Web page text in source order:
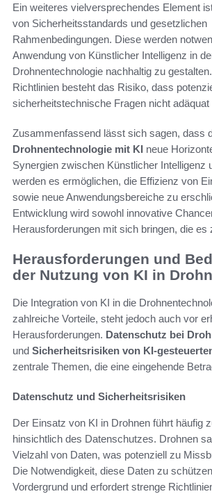
Ein weiteres vielversprechendes Element
von Sicherheitsstandards und gesetzlichen
Rahmenbedingungen. Diese werden
Anwendung von Künstlicher Intelligenz in
Drohnentechnologie nachhaltig zu
Richtlinien besteht das Risiko, dass
sicherheitstechnische Fragen nicht
Zusammenfassend lässt sich sagen, dass
Drohnentechnologie mit KI neue
Synergien zwischen Künstlicher Intelligenz
werden es ermöglichen, die Effizienz von
sowie neue Anwendungsbereiche zu
Entwicklung wird sowohl innovative
Herausforderungen mit sich bringen, die es
Herausforderungen und
der Nutzung von KI in
Die Integration von KI in die
zahlreiche Vorteile, steht jedoch auch vor
Herausforderungen. Datenschutz bei
und Sicherheitsrisiken von KI-
zentrale Themen, die eine eingehende
Datenschutz und Sicherheitsrisiken
Der Einsatz von KI in Drohnen führt häufig
hinsichtlich des Datenschutzes. Drohnen
Vielzahl von Daten, was potenziell zu
Die Notwendigkeit, diese Daten zu
Vordergrund und erfordert strenge